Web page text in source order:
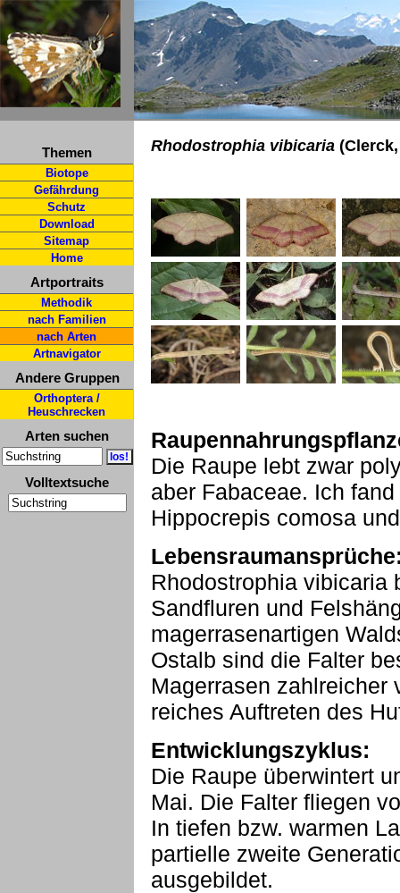
Themen
Biotope
Gefährdung
Schutz
Download
Sitemap
Home
Artportraits
Methodik
nach Familien
nach Arten
Artnavigator
Andere Gruppen
Orthoptera /
Heuschrecken
Arten suchen
Volltextsuche
Rhodostrophia vibicaria
Die Raupe lebt zwar
aber Fabaceae. Ich
Hippocrepis comosa
Rhodostrophia vibicaria
Sandfluren und
magerrasenartigen
Ostalb sind die Falter
Magerrasen zahlreicher
reiches Auftreten des
Entwicklungszyklus:
Die Raupe überwintert
Mai. Die Falter fliegen
In tiefen bzw. warmen
partielle zweite
ausgebildet.